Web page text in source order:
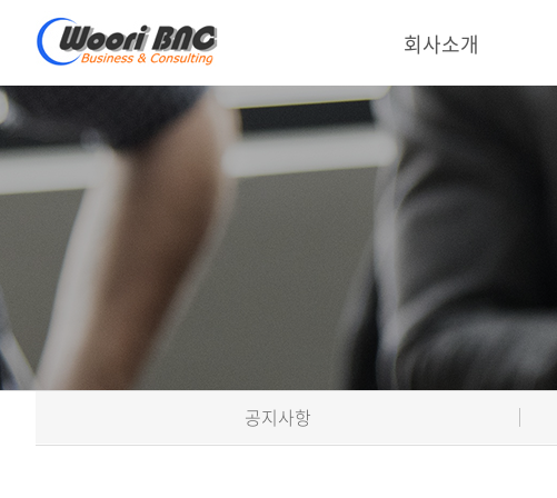
회사소개
공지사항